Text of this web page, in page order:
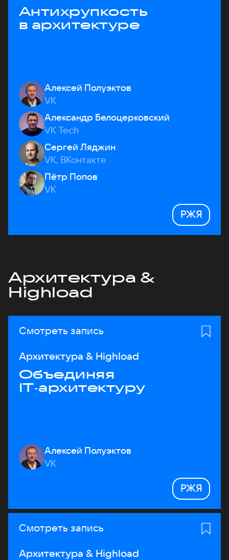
Антихрупкость
в архитектуре
Алексей Полуэктов
VK
Александр Белоцерковский
VK Tech
Сергей Ляджин
VK, ВКонтакте
Пётр Попов
VK
РЖЯ
Архитектура &
Highload
Смотреть запись
Архитектура & Highload
Объединяя
IT‑архитектуру
Алексей Полуэктов
VK
РЖЯ
Смотреть запись
Архитектура & Highload